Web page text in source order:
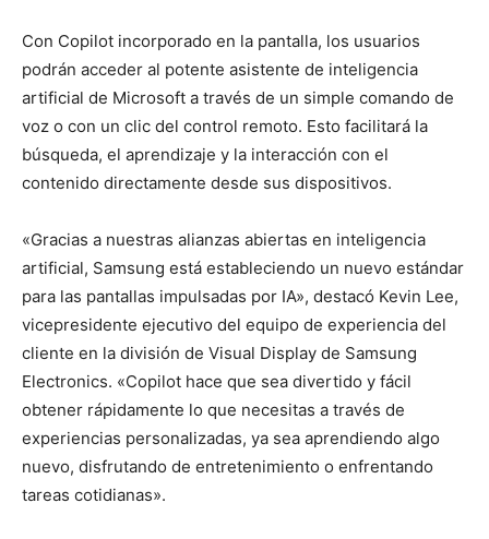
Con Copilot incorporado en la pantalla, los usuarios
podrán acceder al potente asistente de inteligencia
artificial de Microsoft a través de un simple comando de
voz o con un clic del control remoto. Esto facilitará la
búsqueda, el aprendizaje y la interacción con el
contenido directamente desde sus dispositivos.
«Gracias a nuestras alianzas abiertas en inteligencia
artificial, Samsung está estableciendo un nuevo estándar
para las pantallas impulsadas por IA», destacó Kevin Lee,
vicepresidente ejecutivo del equipo de experiencia del
cliente en la división de Visual Display de Samsung
Electronics. «Copilot hace que sea divertido y fácil
obtener rápidamente lo que necesitas a través de
experiencias personalizadas, ya sea aprendiendo algo
nuevo, disfrutando de entretenimiento o enfrentando
tareas cotidianas».